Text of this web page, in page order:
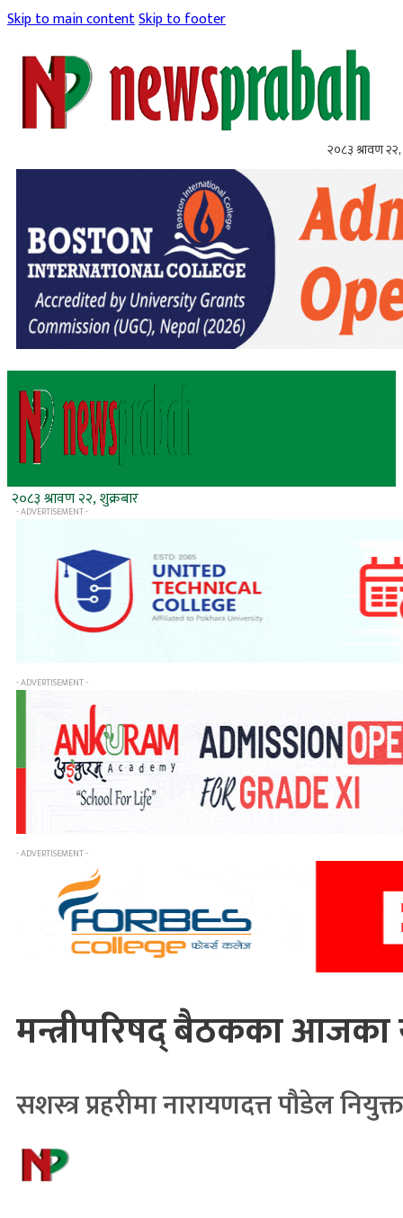
Skip to main contentSkip to footer
२०८३ श्रावण २२,
२०८३ श्रावण २२, शुक्रबार
- ADVERTISEMENT -
- ADVERTISEMENT -
- ADVERTISEMENT -
मन्त्रीपरिषद् बैठकका आजका
सशस्त्र प्रहरीमा नारायणदत्त पौडेल नियुक्त